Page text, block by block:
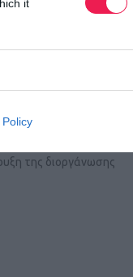
it
της διοργάνωσης